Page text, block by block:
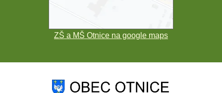
ZŠ a MŠ Otnice na google maps